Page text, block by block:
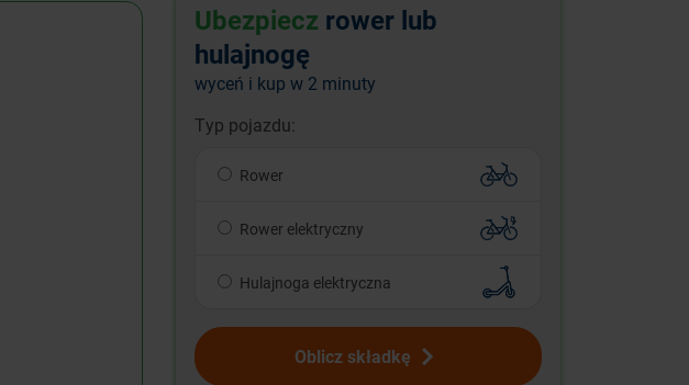
Ubezpiecz rower lub
hulajnogę
wyceń i kup w 2 minuty
Typ pojazdu:
Rower
Rower elektryczny
Hulajnoga elektryczna
Oblicz składkę